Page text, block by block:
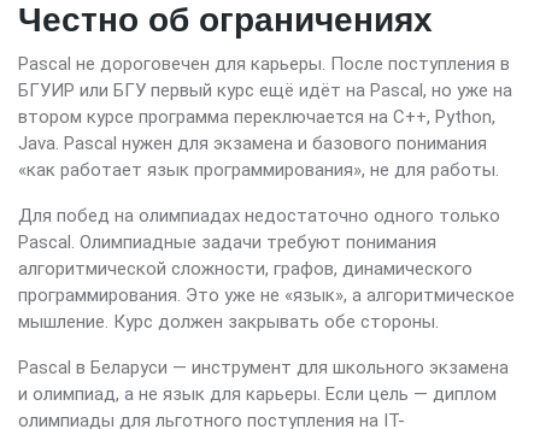
Честно об ограничениях
Pascal не дороговечен для карьеры. После поступления в
БГУИР или БГУ первый курс ещё идёт на Pascal, но уже на
втором курсе программа переключается на C++, Python,
Java. Pascal нужен для экзамена и базового понимания
«как работает язык программирования», не для работы.
Для побед на олимпиадах недостаточно одного только
Pascal. Олимпиадные задачи требуют понимания
алгоритмической сложности, графов, динамического
программирования. Это уже не «язык», а алгоритмическое
мышление. Курс должен закрывать обе стороны.
Pascal в Беларуси — инструмент для школьного экзамена
и олимпиад, а не язык для карьеры. Если цель — диплом
олимпиады для льготного поступления на IT-